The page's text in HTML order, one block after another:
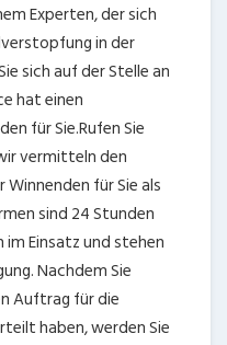
Experten, der sich
in der
sich auf der Stelle an
hat einen
für Sie.Rufen Sie
vermitteln den
für Sie als
sind 24 Stunden
Einsatz und stehen
Nachdem Sie
Auftrag für die
haben, werden Sie